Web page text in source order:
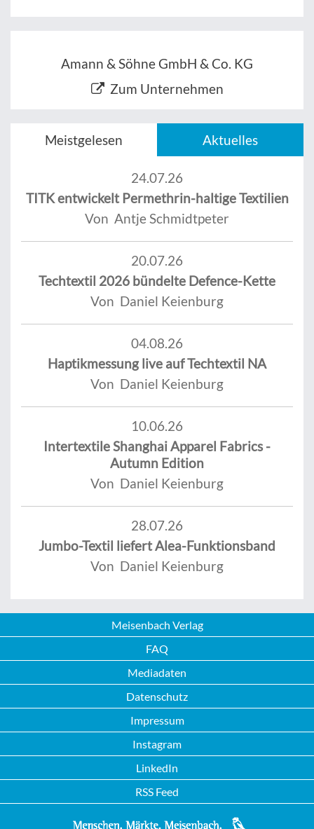
Amann & Söhne GmbH & Co. KG
Zum Unternehmen
Meistgelesen Aktuelles
24.07.26
TITK entwickelt Permethrin-haltige Textilien
Von Antje Schmidtpeter
20.07.26
Techtextil 2026 bündelte Defence-Kette
Von Daniel Keienburg
04.08.26
Haptikmessung live auf Techtextil NA
Von Daniel Keienburg
10.06.26
Intertextile Shanghai Apparel Fabrics -
Autumn Edition
Von Daniel Keienburg
28.07.26
Jumbo-Textil liefert Alea-Funktionsband
Von Daniel Keienburg
Meisenbach Verlag
FAQ
Mediadaten
Datenschutz
Impressum
Instagram
LinkedIn
RSS Feed